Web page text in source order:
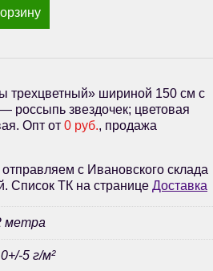
трехцветный» шириной 150 см с
россыпь звездочек; цветовая
Опт от 0 руб., продажа
с Ивановского склада
Список ТК на странице Доставка
метра
5 г/м²